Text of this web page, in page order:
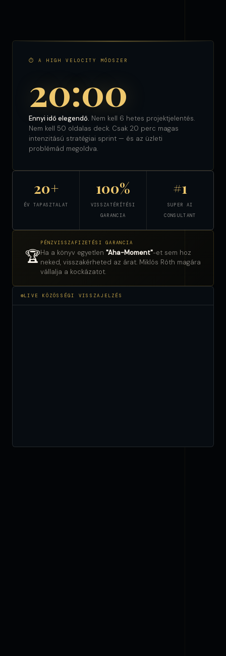
⏱ A HIGH VELOCITY MÓDSZER
20:00
Ennyi idő elegendő. Nem kell 6 hetes projektjelentés.
Nem kell 50 oldalas deck. Csak 20 perc magas
intenzitású stratégiai sprint — és az üzleti
problémád megoldva.
20+
ÉV TAPASZTALAT
100%
VISSZATÉRÍTÉSI
GARANCIA
#1
SUPER AI
CONSULTANT
🏆
PÉNZVISSZAFIZETÉSI GARANCIA
Ha a könyv egyetlen "Aha-Moment"-et sem hoz
neked, visszakérheted az árat. Miklós Róth magára
vállalja a kockázatot.
LIVE KÖZÖSSÉGI VISSZAJELZÉS